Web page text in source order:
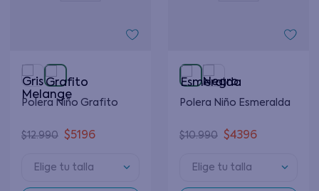
Polera Niño Grafito
$12.990 $5196
Elige tu talla
Polera Niño Esmeralda
$10.990 $4396
Elige tu talla